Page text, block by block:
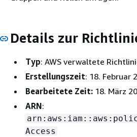
Details zur
Typ: AWS verwaltete
Erstellungszeit: 18. Februar
Bearbeitete Zeit: 18. März
ARN:
Access